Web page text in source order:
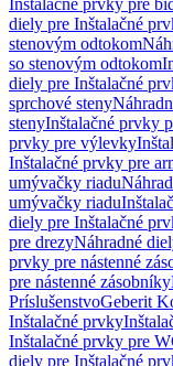
Inštalačné prvky pre
diely pre Inštalačné
stenovým odtokom
so stenovým odtokom
diely pre Inštalačné
sprchové steny
stenyInštalačné prvky
prvky pre výlevky
Inštalačné prvky pre
umývačky riadu
umývačky riadu
diely pre Inštalačné
pre drezyNáhradné
prvky pre nástenné
pre nástenné zásobníky
PríslušenstvoGeberit
Inštalačné prvky
Inštalačné prvky pre
diely pre Inštalačné